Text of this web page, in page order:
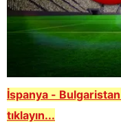
İspanya - Bulgaristan
tıklayın...